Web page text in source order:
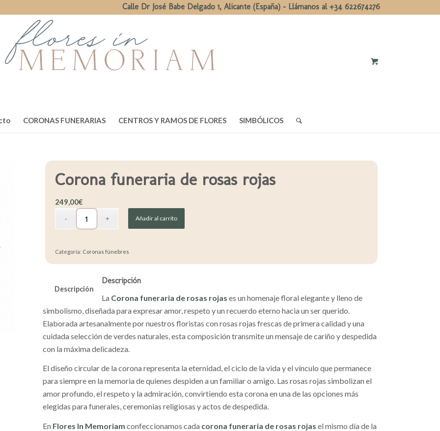
Calle Dr José Babe Delgado 1, Alicante (España) - Llámanos al +34 622674276
CORONAS FUNERARIAS CENTROS Y RAMOS DE FLORES SIMBÓLICOS
Corona funeraria de rosas rojas
249,00€
Añadir al carrito
Categoría: Coronas fúnebres
Descripción
Descripción
La Corona funeraria de rosas rojas es un homenaje floral elegante y lleno de
simbolismo, diseñada para expresar amor, respeto y un recuerdo eterno hacia un ser querido.
Elaborada artesanalmente por nuestros floristas con rosas rojas frescas de primera calidad y una
cuidada selección de verdes naturales, esta composición transmite un mensaje de cariño y despedida
con la máxima delicadeza.
El diseño circular de la corona representa la eternidad, el ciclo de la vida y el vínculo que permanece
para siempre en la memoria de quienes despiden a un familiar o amigo. Las rosas rojas simbolizan el
amor profundo, el respeto y la admiración, convirtiendo esta corona en una de las opciones más
elegidas para funerales, ceremonias religiosas y actos de despedida.
En Flores In Memoriam confeccionamos cada corona funeraria de rosas rojas el mismo día de la